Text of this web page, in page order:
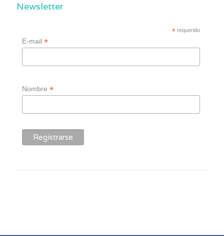
Newsletter
* requerido
E-mail*
Nombre*